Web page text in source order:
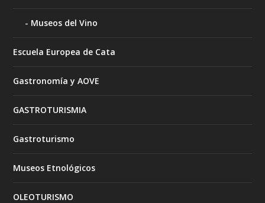
Museos del Vino
Escuela Europea de Cata
Gastronomía y AOVE
GASTROTURISMIA
Gastroturismo
Museos Etnológicos
OLEOTURISMO